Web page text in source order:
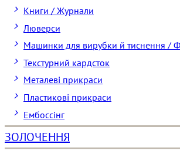
Книги / Журнали
Люверси
Машинки для вирубки й тиснення /
Текстурний кардсток
Металеві прикраси
Пластикові прикраси
Ембоссінг
ЗОЛОЧЕННЯ